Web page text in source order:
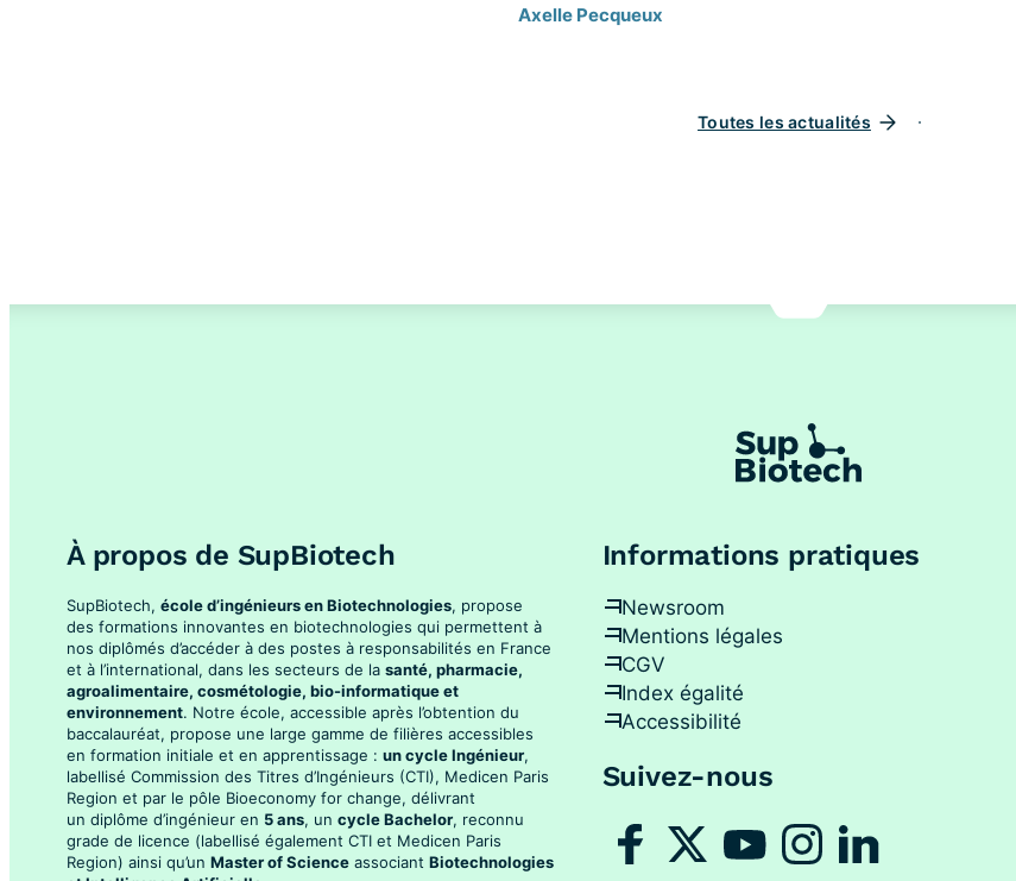
Axelle Pecqueux
Toutes les actualités
À propos de SupBiotech
SupBiotech, école d’ingénieurs en Biotechnologies, propose
des formations innovantes en biotechnologies qui permettent à
nos diplômés d’accéder à des postes à responsabilités en France
et à l’international, dans les secteurs de la santé, pharmacie,
agroalimentaire, cosmétologie, bio-informatique et
environnement. Notre école, accessible après l’obtention du
baccalauréat, propose une large gamme de filières accessibles
en formation initiale et en apprentissage : un cycle Ingénieur,
labellisé Commission des Titres d’Ingénieurs (CTI), Medicen Paris
Region et par le pôle Bioeconomy for change, délivrant
un diplôme d’ingénieur en 5 ans, un cycle Bachelor, reconnu
grade de licence (labellisé également CTI et Medicen Paris
Region) ainsi qu’un Master of Science associant Biotechnologies
Informations pratiques
Newsroom
Mentions légales
CGV
Index égalité
Accessibilité
Suivez-nous